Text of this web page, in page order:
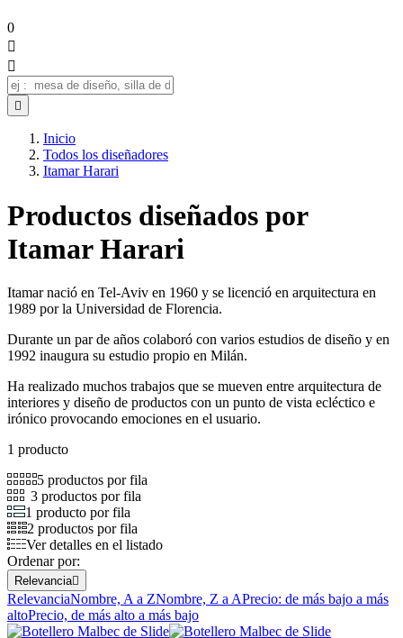
0



Inicio
Todos los diseñadores
Itamar Harari
Productos diseñados por
Itamar Harari
Itamar nació en Tel-Aviv en 1960 y se licenció en arquitectura en
1989 por la Universidad de Florencia.
Durante un par de años colaboró con varios estudios de diseño y en
1992 inaugura su estudio propio en Milán.
Ha realizado muchos trabajos que se mueven entre arquitectura de
interiores y diseño de productos con un punto de vista ecléctico e
irónico provocando emociones en el usuario.
1 producto
5 productos por fila
3 productos por fila
1 producto por fila
2 productos por fila
Ver detalles en el listado
Ordenar por:
Relevancia
RelevanciaNombre, A a ZNombre, Z a APrecio: de más bajo a más
altoPrecio, de más alto a más bajo